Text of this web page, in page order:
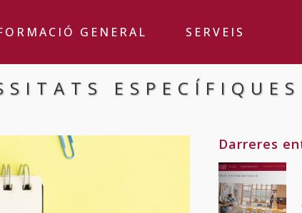
GENERAL SERVEIS
ESPECÍFIQUES
Darreres